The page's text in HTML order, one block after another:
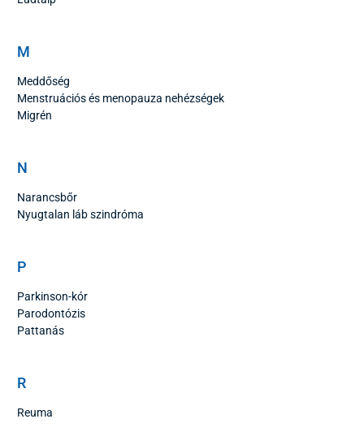
M
Meddőség
Menstruációs és menopauza nehézségek
Migrén
N
Narancsbőr
Nyugtalan láb szindróma
P
Parkinson-kór
Parodontózis
Pattanás
R
Reuma